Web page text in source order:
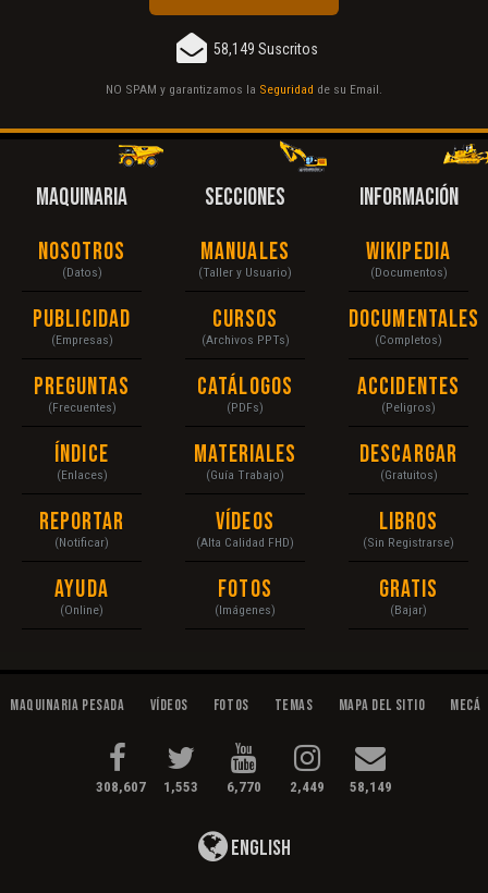
58,149 Suscritos
NO SPAM y garantizamos la Seguridad de su Email.
MAQUINARIA
Nosotros
(Datos)
Publicidad
(Empresas)
Preguntas
(Frecuentes)
Índice
(Enlaces)
Reportar
(Notificar)
Ayuda
(Online)
SECCIONES
Manuales
(Taller y Usuario)
Cursos
(Archivos PPTs)
Catálogos
(PDFs)
Materiales
(Guía Trabajo)
Vídeos
(Alta Calidad FHD)
Fotos
(Imágenes)
INFORMACIÓN
Wikipedia
(Documentos)
Documentales
(Completos)
Accidentes
(Peligros)
Descargar
(Gratuitos)
Libros
(Sin Registrarse)
Gratis
(Bajar)
Maquinaria Pesada Vídeos Fotos Temas Mapa del Sitio
308,607 1,553 6,770 2,449 58,149
English